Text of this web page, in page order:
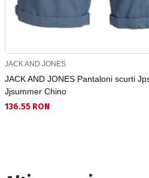
JACK AND JONES
JACK AND JONES Pantaloni scurti
Jjsummer Chino
136.55 RON